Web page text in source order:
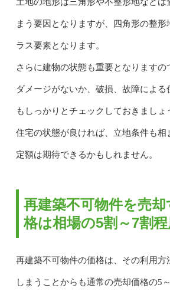
まう要因となりますが、四角形の整
ラス要素となります。
さらに建物の状態も重要となりますの
ダメージがないか、破損、故障によ
もしっかりとチェックしておきましょ
住宅の状態が良ければ、立地条件も相
定額は期待できるかもしれません。
再建築不可物件を売
格は相場の5割～7割
再建築不可物件の価格は、その利用方
しまうことからも通常の売却価格の5